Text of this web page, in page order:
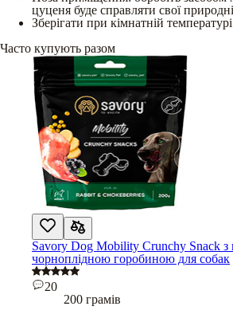
цуценя буде справляти свої
Зберігати при кімнатній температурі
Часто купують разом
Savory Dog Mobility Crunchy Snack з
чорноплідною горобиною для собак
20
200 грамів